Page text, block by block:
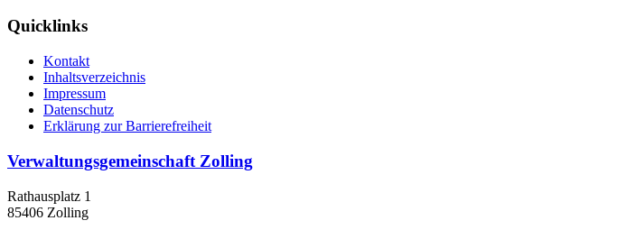
Quicklinks
Kontakt
Inhaltsverzeichnis
Impressum
Datenschutz
Erklärung zur Barrierefreiheit
Verwaltungsgemeinschaft Zolling
Rathausplatz 1
85406 Zolling